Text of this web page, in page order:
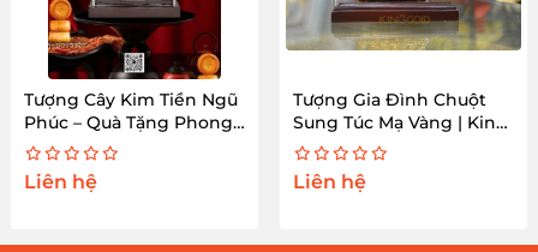
Tượng Cây Kim Tiền Ngũ
Phúc – Quà Tặng Phong
Thủy Cao Cấp
Liên hệ
Tượng Gia Đình Chuột
Sung Túc Mạ Vàng | King
Gold Art
Liên hệ